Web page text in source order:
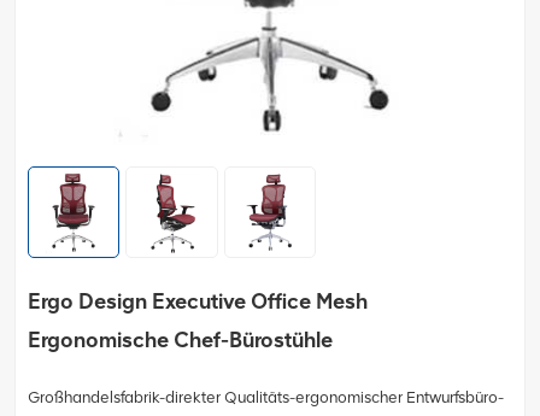
Ergo Design Executive Office Mesh
Ergonomische Chef-Bürostühle
Großhandelsfabrik-direkter Qualitäts-ergonomischer Entwurfsbüro-